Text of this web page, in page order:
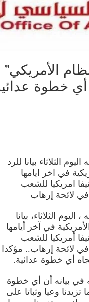
خطوة
خطوة
أي
عدائية”
الثلاثاء بيانا للرد
في اخر ايامها
امريكيا للشعب
في لائحة إرهاب
الثلاثاء، بيانا
في آخر أيامها
أمريكيا للشعب
لائحة إرهاب.. مؤكدا
أي خطوة عدائية.
في بيانه أن أي خطوة
وعيا وثباتا على